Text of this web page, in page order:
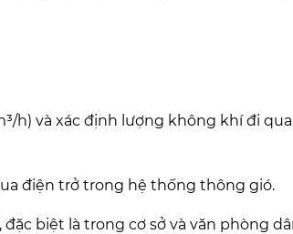
h) và xác định lượng không khí đi
điện trở trong hệ thống thông gió.
biệt là trong cơ sở và văn phòng